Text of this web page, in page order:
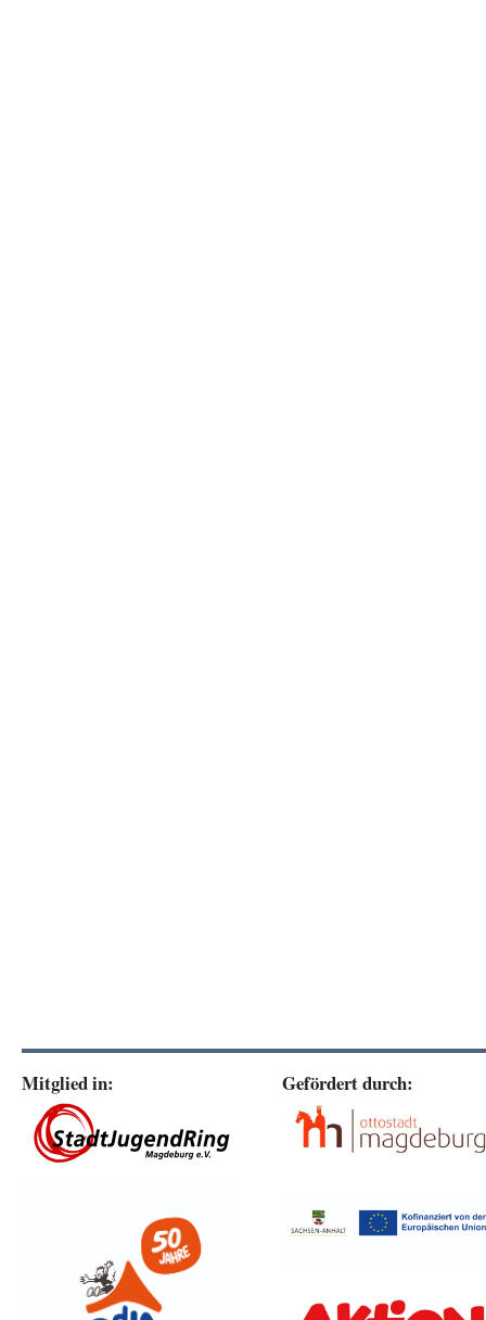
Mitglied in: Gefördert durch: